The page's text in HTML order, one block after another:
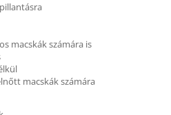
macskák számára is
macskák számára